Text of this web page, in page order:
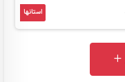
استانها